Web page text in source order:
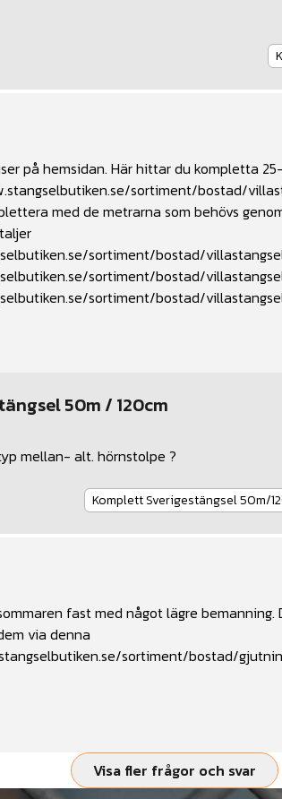
på hemsidan. Här hittar du kompletta
sortiment/bostad/
med de metrarna som behövs
sortiment/bostad/
sortiment/bostad/
sortiment/bostad/
50m / 120cm
mellan- alt. hörnstolpe ?
Komplett Sverigestängsel 50m/
fast med något lägre
via denna
sortiment/bostad/
Visa fler frågor och svar